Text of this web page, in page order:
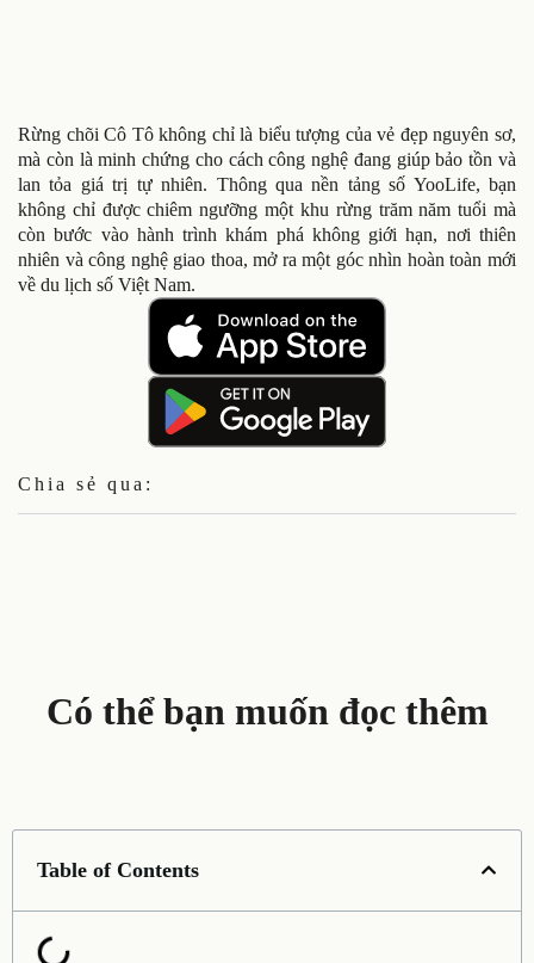
Rừng chõi Cô Tô không chỉ là biểu tượng của vẻ đẹp nguyên sơ,
mà còn là minh chứng cho cách công nghệ đang giúp bảo tồn và
lan tỏa giá trị tự nhiên. Thông qua nền tảng số YooLife, bạn
không chỉ được chiêm ngưỡng một khu rừng trăm năm tuổi mà
còn bước vào hành trình khám phá không giới hạn, nơi thiên
nhiên và công nghệ giao thoa, mở ra một góc nhìn hoàn toàn mới
về du lịch số Việt Nam.
Chia sẻ qua:
Có thể bạn muốn đọc thêm
Table of Contents